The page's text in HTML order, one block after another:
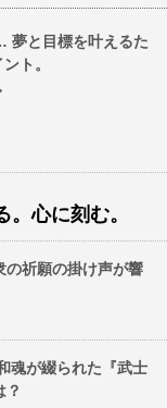
と目標を叶えるた
ト。
心に刻む。
の祈願の掛け声が響
魂が綴られた『武士
？